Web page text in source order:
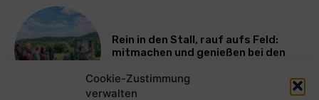
Cookie-Zustimmung
verwalten
Rein in den Stall, rauf aufs Feld:
mitmachen und genießen bei den